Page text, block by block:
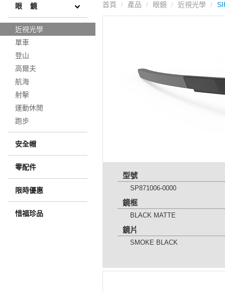
眼 鏡
近視光學
單車
登山
高爾夫
航海
射擊
運動休閒
跑步
安全帽
零配件
限時優惠
惜福珍品
首頁 / 產品 / 眼鏡 / 近視光學 /
型號
SP871006-0000
鏡框
BLACK MATTE
鏡片
SMOKE BLACK